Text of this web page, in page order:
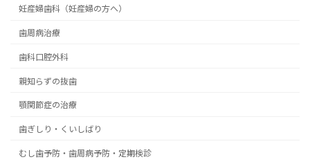
妊産婦歯科（妊産婦の方へ）
歯周病治療
歯科口腔外科
親知らずの抜歯
顎関節症の治療
歯ぎしり・くいしばり
むし歯予防・歯周病予防・定期検診